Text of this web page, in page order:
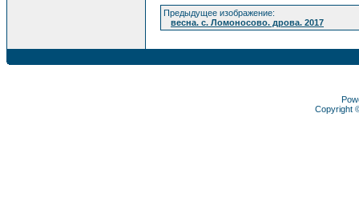
Предыдущее изображение:
весна. с. Ломоносово. дрова. 2017
Copyright